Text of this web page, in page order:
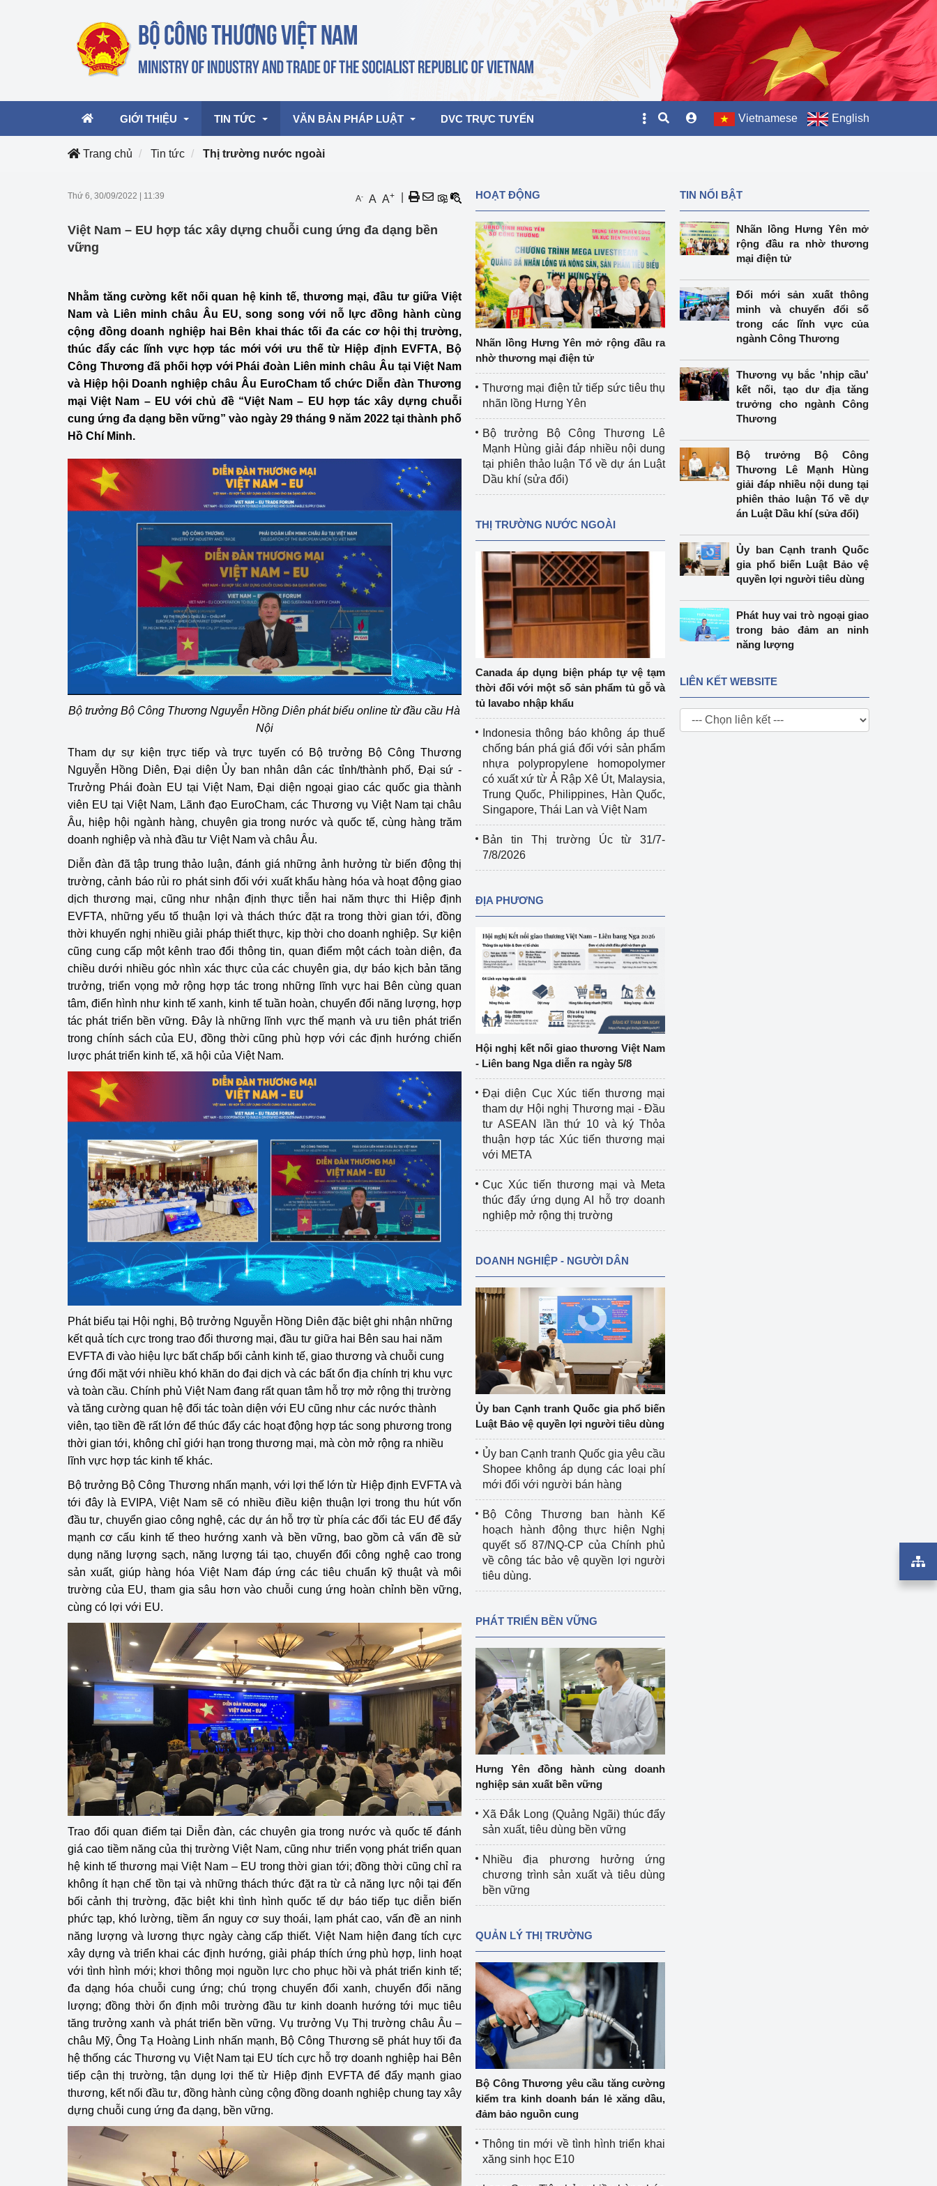
GIỚI THIỆU TIN TỨC
Hoạt động của Lãnh đạo Bộ
mại, Dịch vụ Việt Nam 2026
Hoạt động của Bộ trưởng
Công Thương - Công luận
Họp báo
Thông cáo báo chí
Điểm báo
Chuyển đổi số
Lịch sử phát triển
Bản tin Thị trường Nông Lâm Thủy sản
Phát triển bền vững
Tổ chức kiểm định
Tổ chức kiểm định kỹ thuật an toàn lao
động thuộc thẩm quyền quản lý của
Bộ Công Thương
Tổ chức được cấp GCN đăng ký, hoạt
động kiểm định thiết bị, dụng cụ điện
làm việc ở môi trường không có nguy
hiểm khí, bụi nổ
Cơ sở sản xuất, sửa chữa chai chứa
LPG
Tổ chức huấn luyện, bồi dưỡng
nghiệp vụ kiểm định kỹ thuật an toàn
lao động
Văn hóa ngành Công Thương
Tái cơ cấu ngành Công Thương
Quản lý thị trường
Sử dụng năng lượng tiết kiệm và
hiệu quả
Hiệu quả năng lượng
Khoa học, công nghệ và đổi mới sáng
tạo
Thông báo
Album ảnh bảo vệ môi trường
Văn bản về môi trường
Đọc báo giúp bạn
Bảo vệ nền tảng tư tưởng của Đảng
Doanh nghiệp - Người dân
Xúc tiến thương mại Khu vực miền Bắc
Khu vực miền Trung
Khu vực miền Nam
Thị trường nước ngoàiHiệp định EVFTA
Thị trường châu Á – châu Phi
Thị trường châu Âu – châu Mỹ
Thị trường trong nước
Ngành Công Thương đưa nghị quyết
Đại hội XIV của Đảng vào cuộc sống
Phát triển công nghiệpCông nghiệp nền tảng
Chính sách
Sản xuất công nghiệp
Phát triển năng lượng
VĂN BẢN PHÁP LUẬT DVC TRỰC TUYẾN Vietnamese English
Trang chủ Tin tức Thị trường nước ngoài
Thứ 6, 30/09/2022 11:39 A- A A+
Việt Nam – EU hợp tác xây dựng chuỗi cung ứng đa dạng bền
vững
Nhằm tăng cường kết nối quan hệ kinh tế, thương mại, đầu tư giữa Việt
Nam và Liên minh châu Âu EU, song song với nỗ lực đồng hành cùng
cộng đồng doanh nghiệp hai Bên khai thác tối đa các cơ hội thị trường,
thúc đẩy các lĩnh vực hợp tác mới với ưu thế từ Hiệp định EVFTA, Bộ
Công Thương đã phối hợp với Phái đoàn Liên minh châu Âu tại Việt Nam
và Hiệp hội Doanh nghiệp châu Âu EuroCham tổ chức Diễn đàn Thương
mại Việt Nam – EU với chủ đề “Việt Nam – EU hợp tác xây dựng chuỗi
cung ứng đa dạng bền vững” vào ngày 29 tháng 9 năm 2022 tại thành phố
Hồ Chí Minh.
Bộ trưởng Bộ Công Thương Nguyễn Hồng Diên phát biểu online từ đầu cầu Hà
Nội
Tham dự sự kiện trực tiếp và trực tuyến có Bộ trưởng Bộ Công Thương
Nguyễn Hồng Diên, Đại diện Ủy ban nhân dân các tỉnh/thành phố, Đại sứ -
Trưởng Phái đoàn EU tại Việt Nam, Đại diện ngoại giao các quốc gia thành
viên EU tại Việt Nam, Lãnh đạo EuroCham, các Thương vụ Việt Nam tại châu
Âu, hiệp hội ngành hàng, chuyên gia trong nước và quốc tế, cùng hàng trăm
doanh nghiệp và nhà đầu tư Việt Nam và châu Âu.
Diễn đàn đã tập trung thảo luận, đánh giá những ảnh hưởng từ biến động thị
trường, cảnh báo rủi ro phát sinh đối với xuất khẩu hàng hóa và hoạt động giao
dịch thương mại, cũng như nhận định thực tiễn hai năm thực thi Hiệp định
EVFTA, những yếu tố thuận lợi và thách thức đặt ra trong thời gian tới, đồng
thời khuyến nghị nhiều giải pháp thiết thực, kịp thời cho doanh nghiệp. Sự kiện
cũng cung cấp một kênh trao đổi thông tin, quan điểm một cách toàn diện, đa
chiều dưới nhiều góc nhìn xác thực của các chuyên gia, dự báo kịch bản tăng
trưởng, triển vọng mở rộng hợp tác trong những lĩnh vực hai Bên cùng quan
tâm, điển hình như kinh tế xanh, kinh tế tuần hoàn, chuyển đổi năng lượng, hợp
tác phát triển bền vững. Đây là những lĩnh vực thế mạnh và ưu tiên phát triển
trong chính sách của EU, đồng thời cũng phù hợp với các định hướng chiến
lược phát triển kinh tế, xã hội của Việt Nam.
Phát biểu tại Hội nghị, Bộ trưởng Nguyễn Hồng Diên đặc biệt ghi nhận những
kết quả tích cực trong trao đổi thương mại, đầu tư giữa hai Bên sau hai năm
EVFTA đi vào hiệu lực bất chấp bối cảnh kinh tế, giao thương và chuỗi cung
ứng đối mặt với nhiều khó khăn do đại dịch và các bất ổn địa chính trị khu vực
và toàn cầu. Chính phủ Việt Nam đang rất quan tâm hỗ trợ mở rộng thị trường
và tăng cường quan hệ đối tác toàn diện với EU cũng như các nước thành
viên, tạo tiền đề rất lớn để thúc đẩy các hoạt động hợp tác song phương trong
thời gian tới, không chỉ giới hạn trong thương mại, mà còn mở rộng ra nhiều
lĩnh vực hợp tác kinh tế khác.
Bộ trưởng Bộ Công Thương nhấn mạnh, với lợi thế lớn từ Hiệp định EVFTA và
tới đây là EVIPA, Việt Nam sẽ có nhiều điều kiện thuận lợi trong thu hút vốn
đầu tư, chuyển giao công nghệ, các dự án hỗ trợ từ phía các đối tác EU để đẩy
mạnh cơ cấu kinh tế theo hướng xanh và bền vững, bao gồm cả vấn đề sử
dụng năng lượng sạch, năng lượng tái tạo, chuyển đổi công nghệ cao trong
sản xuất, giúp hàng hóa Việt Nam đáp ứng các tiêu chuẩn kỹ thuật và môi
trường của EU, tham gia sâu hơn vào chuỗi cung ứng hoàn chỉnh bền vững,
cùng có lợi với EU.
Trao đổi quan điểm tại Diễn đàn, các chuyên gia trong nước và quốc tế đánh
giá cao tiềm năng của thị trường Việt Nam, cũng như triển vọng phát triển quan
hệ kinh tế thương mại Việt Nam – EU trong thời gian tới; đồng thời cũng chỉ ra
không ít hạn chế tồn tại và những thách thức đặt ra từ cả năng lực nội tại đến
bối cảnh thị trường, đặc biệt khi tình hình quốc tế dự báo tiếp tục diễn biến
phức tạp, khó lường, tiềm ẩn nguy cơ suy thoái, lạm phát cao, vấn đề an ninh
năng lượng và lương thực ngày càng cấp thiết. Việt Nam hiện đang tích cực
xây dựng và triển khai các định hướng, giải pháp thích ứng phù hợp, linh hoạt
với tình hình mới; khơi thông mọi nguồn lực cho phục hồi và phát triển kinh tế;
đa dạng hóa chuỗi cung ứng; chú trọng chuyển đổi xanh, chuyển đổi năng
lượng; đồng thời ổn định môi trường đầu tư kinh doanh hướng tới mục tiêu
tăng trưởng xanh và phát triển bền vững. Vụ trưởng Vụ Thị trường châu Âu –
châu Mỹ, Ông Tạ Hoàng Linh nhấn mạnh, Bộ Công Thương sẽ phát huy tối đa
hệ thống các Thương vụ Việt Nam tại EU tích cực hỗ trợ doanh nghiệp hai Bên
tiếp cận thị trường, tận dụng lợi thế từ Hiệp định EVFTA để đẩy mạnh giao
thương, kết nối đầu tư, đồng hành cùng cộng đồng doanh nghiệp chung tay xây
dựng chuỗi cung ứng đa dạng, bền vững.
HOẠT ĐỘNG
Nhãn lồng Hưng Yên mở rộng đầu ra
nhờ thương mại điện tử
Thương mại điện tử tiếp sức tiêu thụ
nhãn lồng Hưng Yên
Bộ trưởng Bộ Công Thương Lê
Mạnh Hùng giải đáp nhiều nội dung
tại phiên thảo luận Tổ về dự án Luật
Dầu khí (sửa đổi)
THỊ TRƯỜNG NƯỚC NGOÀI
Canada áp dụng biện pháp tự vệ tạm
thời đối với một số sản phẩm tủ gỗ và
tủ lavabo nhập khẩu
Indonesia thông báo không áp thuế
chống bán phá giá đối với sản phẩm
nhựa polypropylene homopolymer
có xuất xứ từ Ả Rập Xê Út, Malaysia,
Trung Quốc, Philippines, Hàn Quốc,
Singapore, Thái Lan và Việt Nam
Bản tin Thị trường Úc từ 31/7-
7/8/2026
ĐỊA PHƯƠNG
Hội nghị kết nối giao thương Việt Nam
- Liên bang Nga diễn ra ngày 5/8
Đại diện Cục Xúc tiến thương mại
tham dự Hội nghị Thương mại - Đầu
tư ASEAN lần thứ 10 và ký Thỏa
thuận hợp tác Xúc tiến thương mại
với META
Cục Xúc tiến thương mại và Meta
thúc đẩy ứng dụng AI hỗ trợ doanh
nghiệp mở rộng thị trường
DOANH NGHIỆP - NGƯỜI DÂN
Ủy ban Cạnh tranh Quốc gia phổ biến
Luật Bảo vệ quyền lợi người tiêu dùng
Ủy ban Cạnh tranh Quốc gia yêu cầu
Shopee không áp dụng các loại phí
mới đối với người bán hàng
Bộ Công Thương ban hành Kế
hoạch hành động thực hiện Nghị
quyết số 87/NQ-CP của Chính phủ
về công tác bảo vệ quyền lợi người
tiêu dùng.
PHÁT TRIỂN BỀN VỮNG
Hưng Yên đồng hành cùng doanh
nghiệp sản xuất bền vững
Xã Đắk Long (Quảng Ngãi) thúc đẩy
sản xuất, tiêu dùng bền vững
Nhiều địa phương hưởng ứng
chương trình sản xuất và tiêu dùng
bền vững
QUẢN LÝ THỊ TRƯỜNG
Bộ Công Thương yêu cầu tăng cường
kiểm tra kinh doanh bán lẻ xăng dầu,
đảm bảo nguồn cung
Thông tin mới về tình hình triển khai
xăng sinh học E10
TIN NỔI BẬT
Nhãn lồng Hưng Yên mở
rộng đầu ra nhờ thương
mại điện tử
Đổi mới sản xuất thông
minh và chuyển đổi số
trong các lĩnh vực của
ngành Công Thương
Thương vụ bắc 'nhịp cầu'
kết nối, tạo dư địa tăng
trưởng cho ngành Công
Thương
Bộ trưởng Bộ Công
Thương Lê Mạnh Hùng
giải đáp nhiều nội dung tại
phiên thảo luận Tổ về dự
án Luật Dầu khí (sửa đổi)
Ủy ban Cạnh tranh Quốc
gia phổ biến Luật Bảo vệ
quyền lợi người tiêu dùng
Phát huy vai trò ngoại giao
trong bảo đảm an ninh
năng lượng
LIÊN KẾT WEBSITE